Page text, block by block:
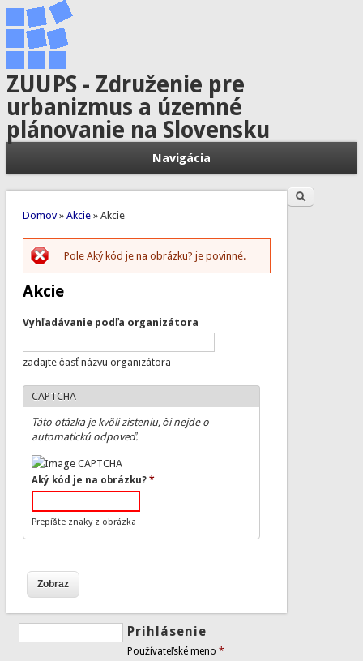
ZUUPS - Združenie pre
urbanizmus a územné
plánovanie na Slovensku
Navigácia
Nachádzate sa tu
Domov» Akcie» Akcie
Chybová správa
Pole Aký kód je na obrázku? je povinné.
Akcie
Vyhľadávanie podľa organizátora
zadajte časť názvu organizátora
CAPTCHA
Táto otázka je kvôli zisteniu, či nejde o
automatickú odpoveď.
Aký kód je na obrázku? *
Prepíšte znaky z obrázka
Vyhľadávanie Hľadať
Prihlásenie
Používateľské meno*